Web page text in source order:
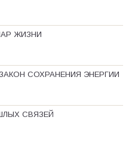
ЖИЗНИ
СОХРАНЕНИЯ ЭНЕРГИИ
СВЯЗЕЙ